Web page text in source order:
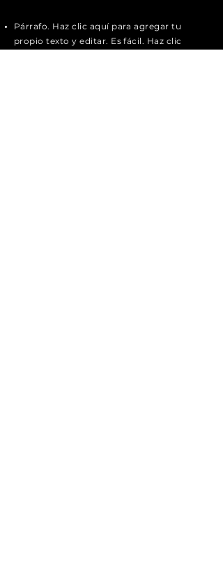
Párrafo. Haz clic aquí para agregar tu
propio texto y editar. Es fácil. Haz clic